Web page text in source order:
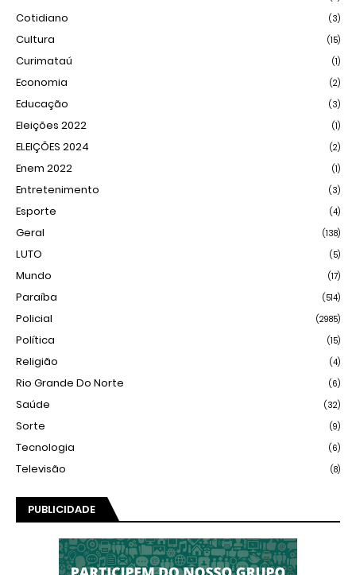
Cotidiano (3)
Cultura (15)
Curimataú (1)
Economia (2)
Educação (3)
Eleições 2022 (1)
ELEIÇÕES 2024 (2)
Enem 2022 (1)
Entretenimento (3)
Esporte (4)
Geral (138)
LUTO (5)
Mundo (17)
Paraíba (514)
Policial (2985)
Política (15)
Religião (4)
Rio Grande Do Norte (6)
Saúde (32)
Sorte (9)
Tecnologia (6)
Televisão (8)
PUBLICIDADE